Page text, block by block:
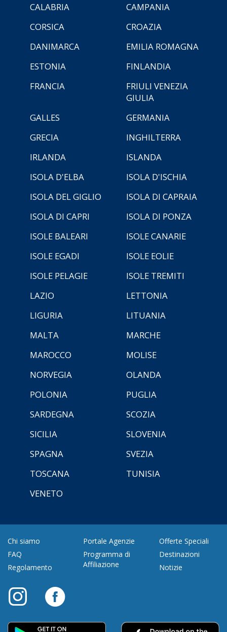
CALABRIA
CAMPANIA
CORSICA
CROAZIA
DANIMARCA
EMILIA ROMAGNA
ESTONIA
FINLANDIA
FRANCIA
FRIULI VENEZIA
GIULIA
GALLES
GERMANIA
GRECIA
INGHILTERRA
IRLANDA
ISLANDA
ISOLA D'ELBA
ISOLA D'ISCHIA
ISOLA DEL GIGLIO
ISOLA DI CAPRAIA
ISOLA DI CAPRI
ISOLA DI PONZA
ISOLE BALEARI
ISOLE CANARIE
ISOLE EGADI
ISOLE EOLIE
ISOLE PELAGIE
ISOLE TREMITI
LAZIO
LETTONIA
LIGURIA
LITUANIA
MALTA
MARCHE
MAROCCO
MOLISE
NORVEGIA
OLANDA
POLONIA
PUGLIA
SARDEGNA
SCOZIA
SICILIA
SLOVENIA
SPAGNA
SVEZIA
TOSCANA
TUNISIA
VENETO
Chi siamo
FAQ
Regolamento
Portale Agenzie
Programma di
Affiliazione
Offerte Speciali
Destinazioni
Notizie